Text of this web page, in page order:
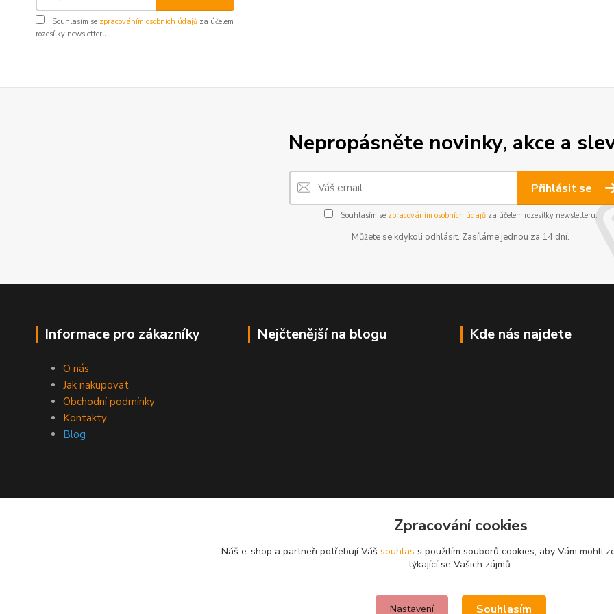
Souhlasím se zpracováním osobních údajů za účelem
rozesílky newsletteru.
Nepropásněte novinky, akce a
Přihlásit se
Souhlasím se zpracováním osobních údajůza účelem rozesílky newsletteru.
Můžete se kdykoli odhlásit. Zasíláme jednou za 14 dní.
Informace pro zákazníky
O nás
Jak nakupovat
Obchodní podmínky
Kontakty
Blog
Nejčtenější na blogu Kde nás najdete
Zpracování cookies
Náš e-shop a partneři potřebují Váš souhlas s použitím souborů cookies, aby Vám mohli
týkající se Vašich zájmů.
Nastavení Souhlasím